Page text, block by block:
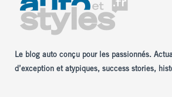
Le blog auto conçu pour les passionnés.
d’exception et atypiques, success stories,